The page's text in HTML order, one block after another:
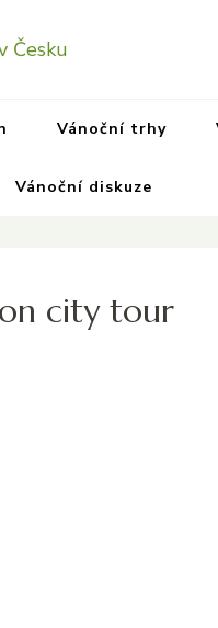
Vánoční trhy
Vánoční diskuze
city tour